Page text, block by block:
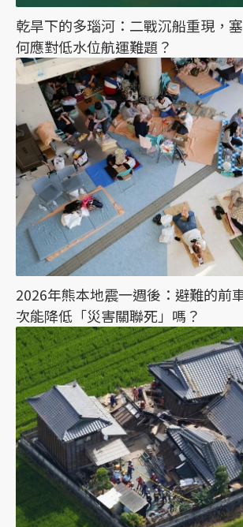
乾旱下的多瑙河：二戰沉船重現，
何應對低水位航運難題？
2026年熊本地震一週後：避難的前
次能降低「災害關聯死」嗎？